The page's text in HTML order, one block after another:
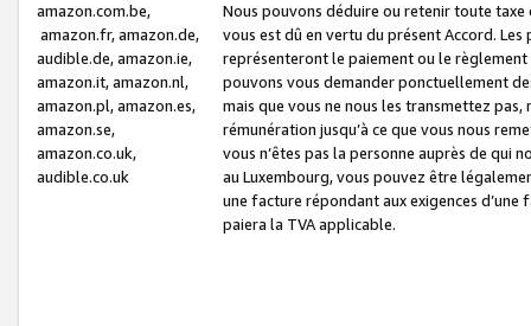
amazon.com.be,
amazon.fr, amazon.de,
audible.de, amazon.ie,
amazon.it, amazon.nl,
amazon.pl, amazon.es,
amazon.se,
amazon.co.uk,
audible.co.uk
Nous pouvons déduire ou retenir toute
vous est dû en vertu du présent Accord.
représenteront le paiement ou le
pouvons vous demander ponctuellement
mais que vous ne nous les transmettez
rémunération jusqu’à ce que vous nous
vous n’êtes pas la personne auprès de qui
au Luxembourg, vous pouvez être
une facture répondant aux exigences
paiera la TVA applicable.